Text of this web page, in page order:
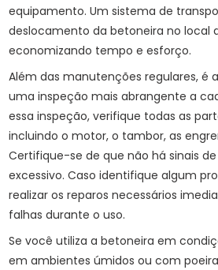
equipamento. Um sistema de
deslocamento da betoneira no local
economizando tempo e esforço.
Além das manutenções regulares, é
uma inspeção mais abrangente a
essa inspeção, verifique todas as
incluindo o motor, o tambor, as
Certifique-se de que não há sinais
excessivo. Caso identifique algum
realizar os reparos necessários
falhas durante o uso.
Se você utiliza a betoneira em
em ambientes úmidos ou com